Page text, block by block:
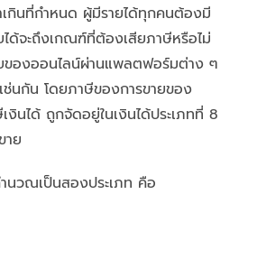
าเกินที่กำหนด ผู้มีรายได้ทุกคนต้องมี
ได้จะถึงเกณฑ์ที่ต้องเสียภาษีหรือไม่
ของออนไลน์ผ่านแพลตฟอร์มต่าง ๆ
นกัน โดยภาษีของการขายของ
งินได้ ถูกจัดอยู่ในเงินได้ประเภทที่ 8
าย
นวณเป็นสองประเภท คือ